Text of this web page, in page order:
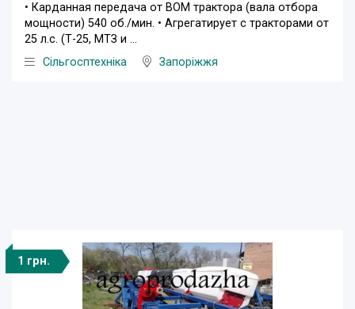
• Карданная передача от ВОМ трактора (вала отбора
мощности) 540 об./мин. • Агрегатирует с тракторами от
25 л.с. (Т-25, МТЗ и ...
Сільгосптехніка
Запоріжжя
1 грн.